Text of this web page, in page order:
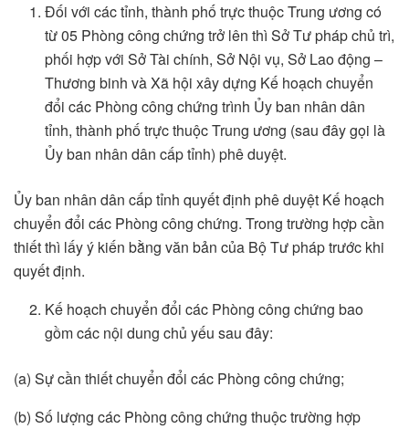
Đối với các tỉnh, thành phố trực thuộc Trung ương có
từ 05 Phòng công chứng trở lên thì Sở Tư pháp chủ trì,
phối hợp với Sở Tài chính, Sở Nội vụ, Sở Lao động –
Thương binh và Xã hội xây dựng Kế hoạch chuyển
đổi các Phòng công chứng trình Ủy ban nhân dân
tỉnh, thành phố trực thuộc Trung ương (sau đây gọi là
Ủy ban nhân dân cấp tỉnh) phê duyệt.
Ủy ban nhân dân cấp tỉnh quyết định phê duyệt Kế hoạch
chuyển đổi các Phòng công chứng. Trong trường hợp cần
thiết thì lấy ý kiến bằng văn bản của Bộ Tư pháp trước khi
quyết định.
Kế hoạch chuyển đổi các Phòng công chứng bao
gồm các nội dung chủ yếu sau đây:
(a) Sự cần thiết chuyển đổi các Phòng công chứng;
(b) Số lượng các Phòng công chứng thuộc trường hợp